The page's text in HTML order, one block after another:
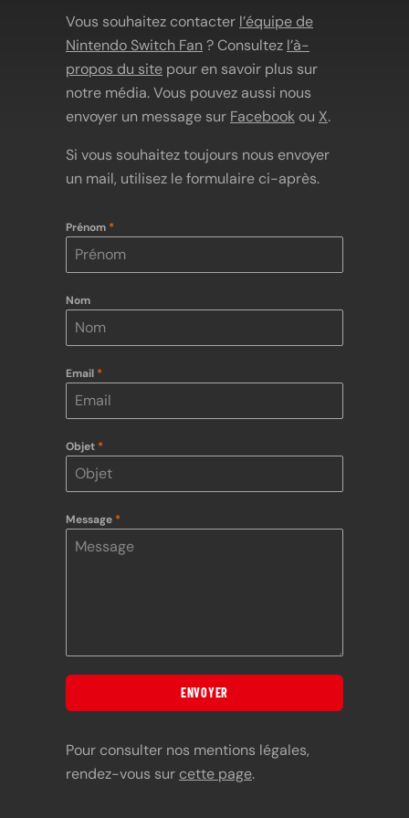
Vous souhaitez contacter l’équipe de
Nintendo Switch Fan? Consultez l’à-
propos du site pour en savoir plus sur
notre média. Vous pouvez aussi nous
envoyer un message sur Facebook ou X.
Si vous souhaitez toujours nous envoyer
un mail, utilisez le formulaire ci-après.
Prénom *
Nom
Email *
Objet *
Message *
ENVOYER
Pour consulter nos mentions légales,
rendez-vous sur cette page.